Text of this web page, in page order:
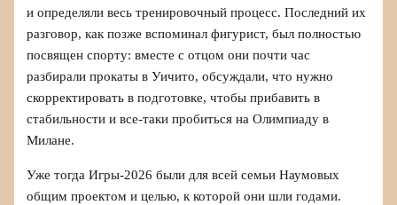
и определяли весь тренировочный процесс. Последний их
разговор, как позже вспоминал фигурист, был полностью
посвящен спорту: вместе с отцом они почти час
разбирали прокаты в Уичито, обсуждали, что нужно
скорректировать в подготовке, чтобы прибавить в
стабильности и все-таки пробиться на Олимпиаду в
Милане.
Уже тогда Игры-2026 были для всей семьи Наумовых
общим проектом и целью, к которой они шли годами.